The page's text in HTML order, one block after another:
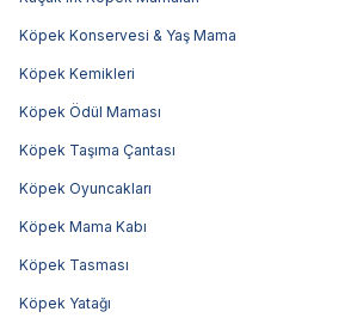
Köpek Konservesi & Yaş Mama
Köpek Kemikleri
Köpek Ödül Maması
Köpek Taşıma Çantası
Köpek Oyuncakları
Köpek Mama Kabı
Köpek Tasması
Köpek Yatağı